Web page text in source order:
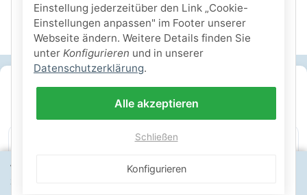
Wähle dein Lieferland, um Preise und Artikel für deinen
Standort zu sehen.
IHRE SICHERHEIT
Einstellung jederzeitüber den Link „Cookie-
Einstellungen anpassen" im Footer unserer
Webseite ändern. Weitere Details finden Sie
unter Konfigurieren und in unserer
Datenschutzerklärung.
Alle akzeptieren
Schließen
Konfigurieren